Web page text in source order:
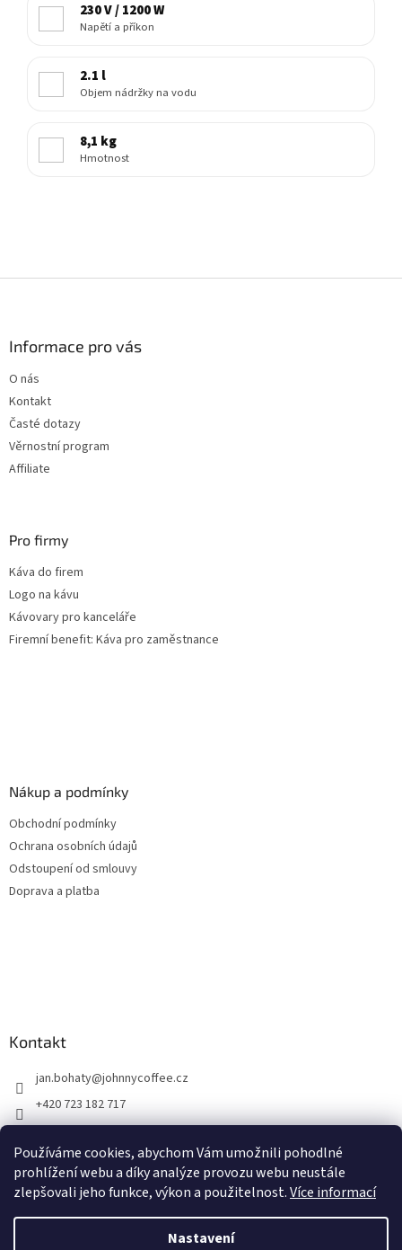
Používáme cookies, abychom Vám umožnili pohodlné
prohlížení webu a díky analýze provozu webu neustále
zlepšovali jeho funkce, výkon a použitelnost.Více informací
Nastavení
230 V / 1200 W
Napětí a příkon
2.1 l
Objem nádržky na vodu
8,1 kg
Hmotnost
Informace pro vás
O nás
Kontakt
Časté dotazy
Věrnostní program
Affiliate
Pro firmy
Káva do firem
Logo na kávu
Kávovary pro kanceláře
Firemní benefit: Káva pro zaměstnance
Nákup a podmínky
Obchodní podmínky
Ochrana osobních údajů
Odstoupení od smlouvy
Doprava a platba
Kontakt
jan.bohaty@johnnycoffee.cz
+420 723 182 717
Johnny Coffee
prazirna_johnny_coffee/
Vytvořil Shoptet